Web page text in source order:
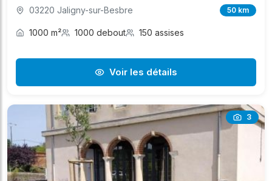
03220 Jaligny-sur-Besbre 50 km
1000 m² 1000 debout 150 assises
Voir les détails
3